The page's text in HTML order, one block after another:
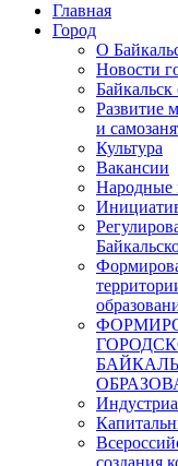
Главная
Город
О
Новости
Байкальск
Развитие
и
Культура
Вакансии
Народные
создания